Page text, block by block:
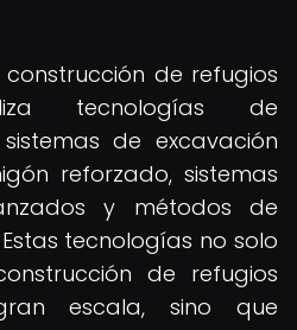
de refugios
tecnologías de
de excavación
reforzado, sistemas
y métodos de
tecnologías no solo
de refugios
escala, sino que